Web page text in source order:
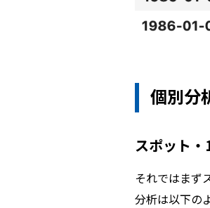
個別分
スポット
それではまず
分析は以下の